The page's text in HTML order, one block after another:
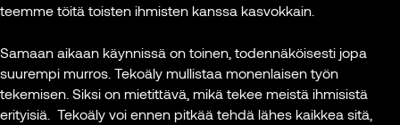
teemme töitä toisten ihmisten kanssa kasvokkain.
Samaan aikaan käynnissä on toinen, todennäköisesti jopa
suurempi murros. Tekoäly mullistaa monenlaisen työn
tekemisen. Siksi on mietittävä, mikä tekee meistä ihmisistä
erityisiä. Tekoäly voi ennen pitkää tehdä lähes kaikkea sitä,